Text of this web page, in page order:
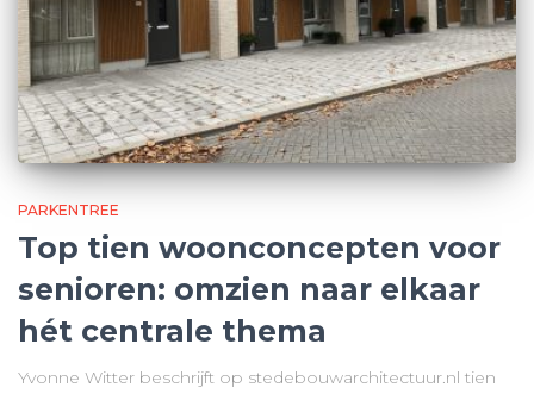
PARKENTREE
Top tien woonconcepten voor
senioren: omzien naar elkaar
hét centrale thema
Yvonne Witter beschrijft op stedebouwarchitectuur.nl tien